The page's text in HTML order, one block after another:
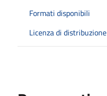
Formati disponibili
Licenza di distribuzione